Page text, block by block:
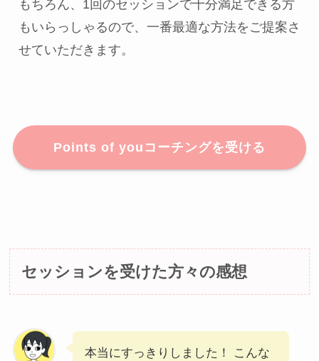
もちろん、1回のセッションで十分満足できる方
もいらっしゃるので、一番最適な方法をご提案さ
せていただきます。
Points of youコーチングを受ける
セッションを受けた方々の感想
本当にすっきりしました！ こんな